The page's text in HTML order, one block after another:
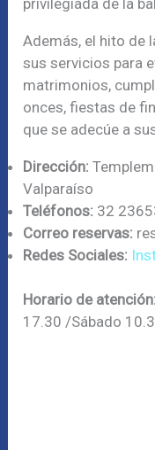
Además, el hito de
sus servicios para
matrimonios,
onces, fiestas de
que se adecúe a
Dirección:
Valparaíso
Teléfonos: 32
Correo reservas:
Redes Sociales:
Horario de atención:
17.30 /Sábado